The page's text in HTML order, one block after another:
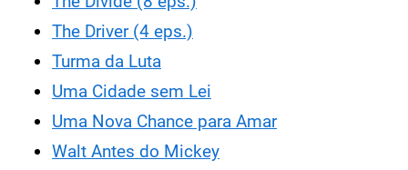
The Driver (4 eps.)
Turma da Luta
Uma Cidade sem Lei
Uma Nova Chance para Amar
Walt Antes do Mickey